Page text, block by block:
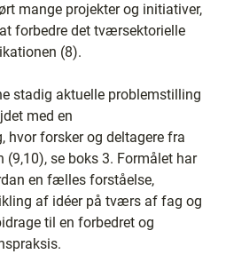
mange projekter og initiativer,
forbedre det tværsektorielle
(8).
stadig aktuelle problemstilling
med en
hvor forsker og deltagere fra
(9,10), se boks 3. Formålet har
en fælles forståelse,
af idéer på tværs af fag og
til en forbedret og